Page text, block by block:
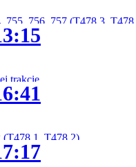
755, 756, 757 (T478.3,
trakcie
(T478.1, T478.2)